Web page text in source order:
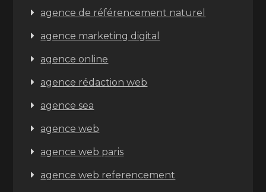
agence de référencement naturel
agence marketing digital
agence online
agence rédaction web
agence sea
agence web
agence web paris
agence web referencement